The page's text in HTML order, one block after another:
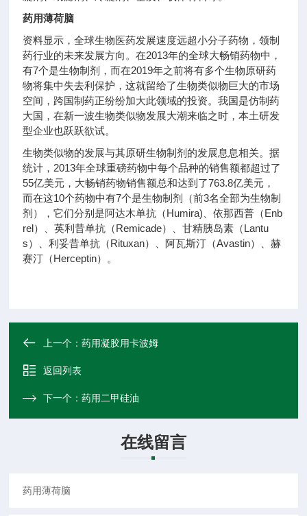
药用薄荷脑
资料显示，全球生物医药发展速度远超小分子药物，领制
药行业的未来发展方向。在2013年的全球大畅销药物中，
有7个是生物制剂，而在2019年之前将有多个生物原研药
物将集中失去利保护，这就留给了生物类似物巨大的市场
空间，跨国制药正纷纷加大此领域的投资。我国是仿制药
大国，在新一波生物类似物发展大潮来临之时，本土研发
型企业也跃跃欲试。
生物类似物的发展与其原研生物制剂的发展息息相关。据
统计，2013年全球重磅药物中每个品种的销售额都超过了
55亿美元，大畅销药物销售额总和达到了763.8亿美元，
而在这10个药物中有7个是生物制剂（前3名全部为生物制
剂），它们分别是阿达木单抗（Humira)、依那西普（Enb
rel）、英利昔单抗（Remicade）、甘精胰岛素（Lantu
s）、利妥昔单抗（Rituxan）、阿瓦斯汀（Avastin）、赫
赛汀（Herceptin）。
上一个：药用凝胶用卡波姆
返回列表
下一个：药用二甲硅油
在线留言